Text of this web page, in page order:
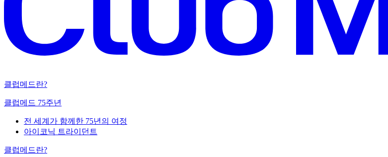
클럽메드란?
클럽메드 75주년
전 세계가 함께한 75년의 여정
아이코닉 트라이던트
클럽메드란?